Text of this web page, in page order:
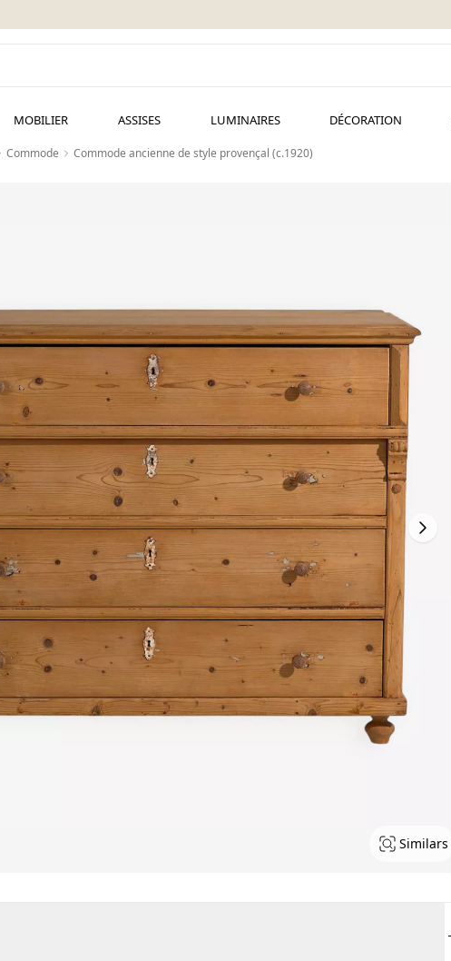
MOBILIER ASSISES LUMINAIRES DÉCORATION
Commode Commode ancienne de style provençal (c.1920)
Similars